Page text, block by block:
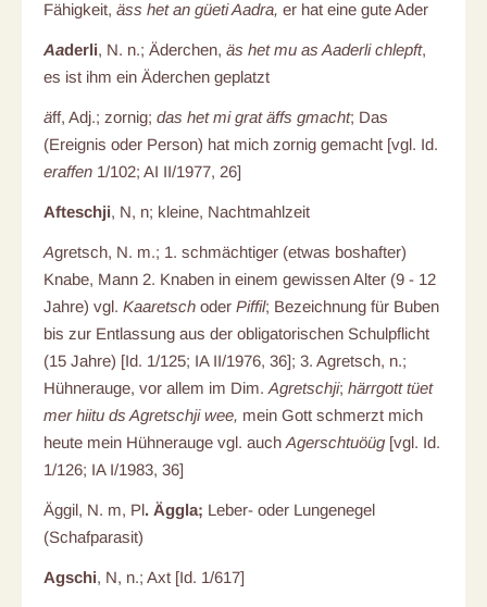
Fähigkeit, äss het an güeti Aadra, er hat eine gute Ader
Aaderli, N. n.; Äderchen, äs het mu as Aaderli chlepft,
es ist ihm ein Äderchen geplatzt
äff, Adj.; zornig; das het mi grat äffs gmacht; Das
(Ereignis oder Person) hat mich zornig gemacht [vgl. Id.
eraffen 1/102; AI II/1977, 26]
Afteschji, N, n; kleine, Nachtmahlzeit
Agretsch, N. m.; 1. schmächtiger (etwas boshafter)
Knabe, Mann 2. Knaben in einem gewissen Alter (9 - 12
Jahre) vgl. Kaaretsch oder Piffil; Bezeichnung für Buben
bis zur Entlassung aus der obligatorischen Schulpflicht
(15 Jahre) [Id. 1/125; IA II/1976, 36]; 3. Agretsch, n.;
Hühnerauge, vor allem im Dim. Agretschji; härrgott tüet
mer hiitu ds Agretschji wee, mein Gott schmerzt mich
heute mein Hühnerauge vgl. auch Agerschtuöüg [vgl. Id.
1/126; IA I/1983, 36]
Äggil, N. m, Pl. Äggla; Leber- oder Lungenegel
(Schafparasit)
Agschi, N, n.; Axt [Id. 1/617]